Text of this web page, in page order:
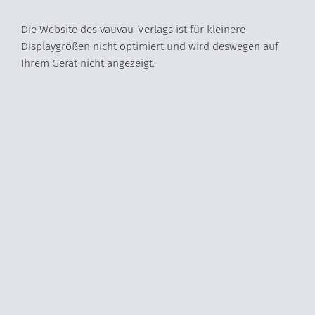
Die Website des vauvau-Verlags ist für kleinere
Displaygrößen nicht optimiert und wird deswegen auf
Ihrem Gerät nicht angezeigt.